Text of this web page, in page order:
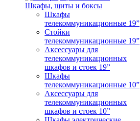
Шкафы, щиты и боксы
Шкафы
телекоммуникационные 19”
Стойки
телекоммуникационные 19”
Аксессуары для
телекоммуникационных
шкафов и стоек 19”
Шкафы
телекоммуникационные 10”
Аксессуары для
телекоммуникационных
шкафов и стоек 10”